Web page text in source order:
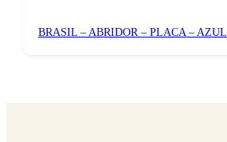
BRASIL – ABRIDOR – PLACA – AZUL